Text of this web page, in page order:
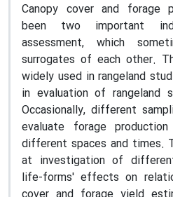
Canopy cover and forage
been two important
assessment, which
surrogates of each other.
widely used in rangeland
in evaluation of rangeland
Occasionally, different
evaluate forage
different spaces and times.
at investigation of
life-forms' effects on